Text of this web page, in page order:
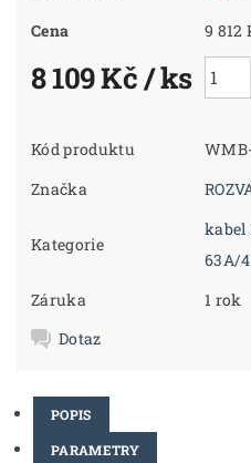
Cena
8 109 Kč/ ks
Kód produktu
Značka
Kategorie
kabel
63A/
Záruka
1 rok
Dotaz
POPIS
PARAMETRY